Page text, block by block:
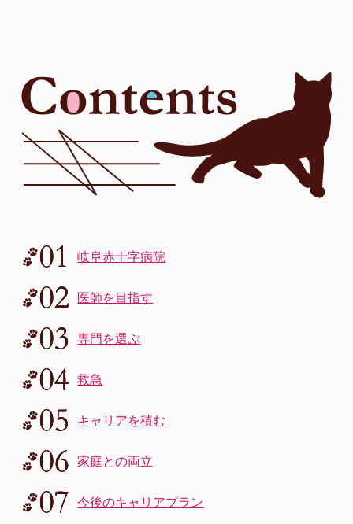
岐阜赤十字病院
医師を目指す
専門を選ぶ
救急
キャリアを積む
家庭との両立
今後のキャリアプラン